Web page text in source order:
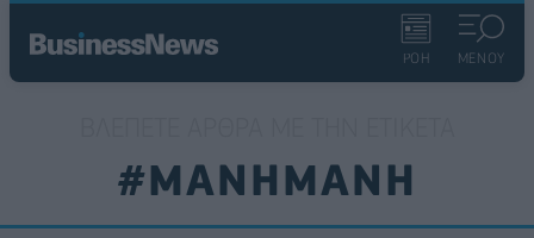
ΡΟΗ ΜΕΝΟΥ
#ΜΑΝΗΜΑΝΗ